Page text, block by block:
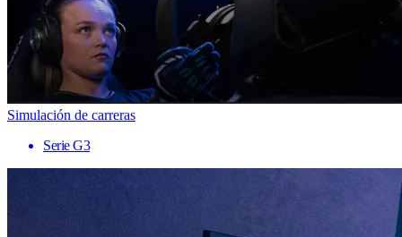
Simulación de carreras
Serie G3